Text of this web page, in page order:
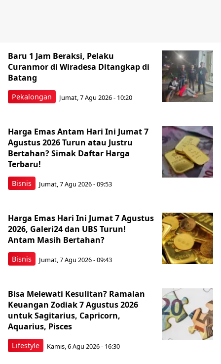
Pekalongan
Baru 1 Jam Beraksi, Pelaku
Curanmor di Wiradesa Ditangkap di
Batang
Jumat, 7 Agu 2026 - 10:20
Bisnis
Harga Emas Antam Hari Ini Jumat 7
Agustus 2026 Turun atau Justru
Bertahan? Simak Daftar Harga
Terbaru!
Jumat, 7 Agu 2026 - 09:53
Bisnis
Harga Emas Hari Ini Jumat 7 Agustus
2026, Galeri24 dan UBS Turun!
Antam Masih Bertahan?
Jumat, 7 Agu 2026 - 09:43
Lifestyle
Bisa Melewati Kesulitan? Ramalan
Keuangan Zodiak 7 Agustus 2026
untuk Sagitarius, Capricorn,
Aquarius, Pisces
Kamis, 6 Agu 2026 - 16:30